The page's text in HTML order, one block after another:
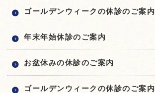
ゴールデンウィークの休診のご案内
年末年始休診のご案内
お盆休みの休診のご案内
ゴールデンウィークの休診のご案内